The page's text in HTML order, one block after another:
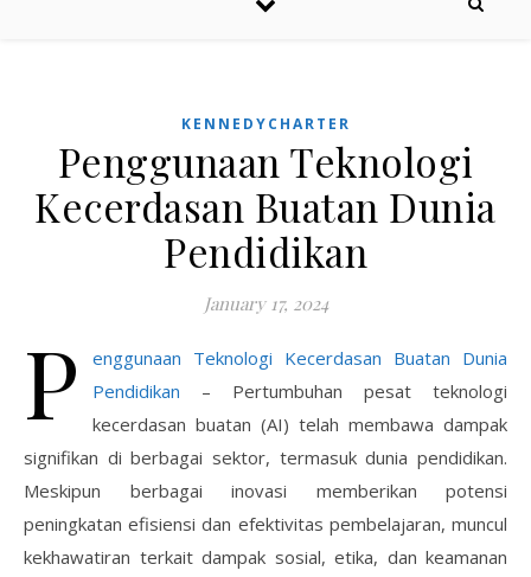
KENNEDYCHARTER
Penggunaan Teknologi
Kecerdasan Buatan Dunia
Pendidikan
January 17, 2024
P
enggunaan Teknologi Kecerdasan Buatan Dunia
Pendidikan – Pertumbuhan pesat teknologi
kecerdasan buatan (AI) telah membawa dampak
signifikan di berbagai sektor, termasuk dunia pendidikan.
Meskipun berbagai inovasi memberikan potensi
peningkatan efisiensi dan efektivitas pembelajaran, muncul
kekhawatiran terkait dampak sosial, etika, dan keamanan